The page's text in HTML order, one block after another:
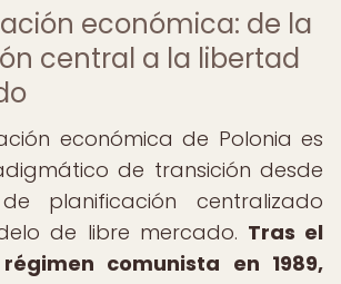
económica: de la
central a la libertad
económica de Polonia es
de transición desde
planificación centralizado
de libre mercado. Tras el
comunista en 1989,